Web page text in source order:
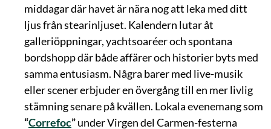
middagar där havet är nära nog att leka med ditt
ljus från stearinljuset. Kalendern lutar åt
galleriöppningar, yachtsoaréer och spontana
bordshopp där både affärer och historier byts med
samma entusiasm. Några barer med live-musik
eller scener erbjuder en övergång till en mer livlig
stämning senare på kvällen. Lokala evenemang som
“Correfoc”under Virgen del Carmen-festerna